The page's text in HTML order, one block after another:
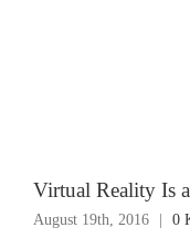
Virtual Reality Is
August 19th, 2016 0